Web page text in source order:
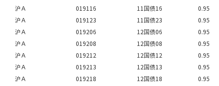
沪Ａ
019116 11国债16
0.95
沪Ａ
019123 11国债23
0.95
沪Ａ
019206 12国债06
0.95
沪Ａ
019208 12国债08
0.95
沪Ａ
019212 12国债12
0.95
沪Ａ
019213 12国债13
0.95
沪Ａ
019218 12国债18
0.95